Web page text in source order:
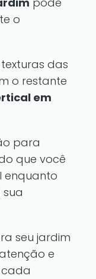
o
das
o restante
em
para
que você
enquanto
seu jardim
e
cada